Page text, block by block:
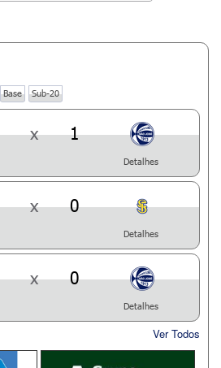
Base Sub-20
x 1
Detalhes
x 0
Detalhes
x 0
Detalhes
Ver Todos